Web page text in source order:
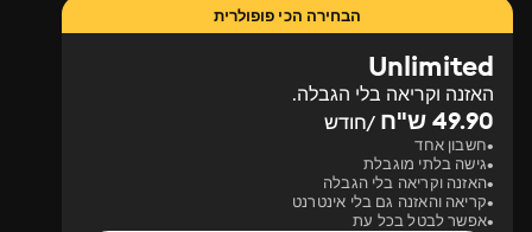
הבחירה הכי פופולרית
Unlimited
האזנה וקריאה בלי הגבלה.
49.90 ש"ח /חודש
חשבון אחד
גישה בלתי מוגבלת
האזנה וקריאה בלי הגבלה
קריאה והאזנה גם בלי אינטרנט
אפשר לבטל בכל עת